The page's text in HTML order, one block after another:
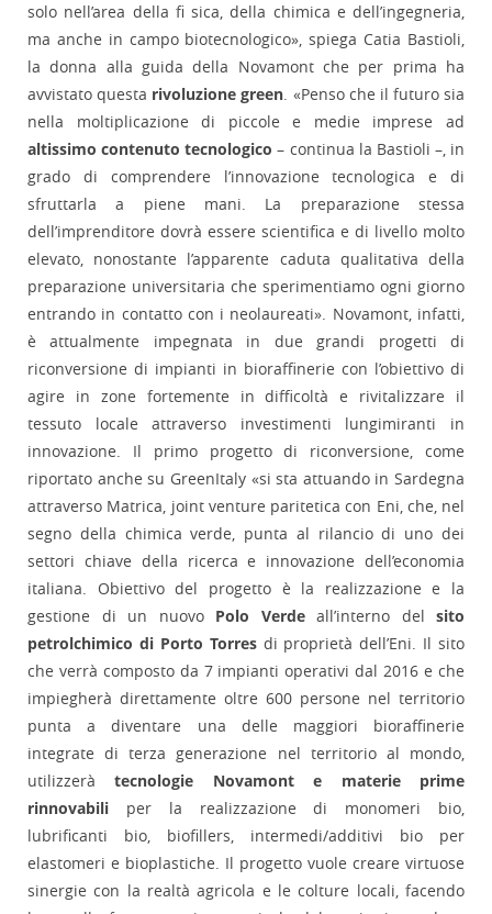
solo nell’area della fi sica, della chimica e dell’ingegneria,
ma anche in campo biotecnologico», spiega Catia Bastioli,
la donna alla guida della Novamont che per prima ha
avvistato questa rivoluzione green. «Penso che il futuro sia
nella moltiplicazione di piccole e medie imprese ad
altissimo contenuto tecnologico – continua la Bastioli –, in
grado di comprendere l’innovazione tecnologica e di
sfruttarla a piene mani. La preparazione stessa
dell’imprenditore dovrà essere scientifica e di livello molto
elevato, nonostante l’apparente caduta qualitativa della
preparazione universitaria che sperimentiamo ogni giorno
entrando in contatto con i neolaureati». Novamont, infatti,
è attualmente impegnata in due grandi progetti di
riconversione di impianti in bioraffinerie con l’obiettivo di
agire in zone fortemente in difficoltà e rivitalizzare il
tessuto locale attraverso investimenti lungimiranti in
innovazione. Il primo progetto di riconversione, come
riportato anche su GreenItaly «si sta attuando in Sardegna
attraverso Matrica, joint venture paritetica con Eni, che, nel
segno della chimica verde, punta al rilancio di uno dei
settori chiave della ricerca e innovazione dell’economia
italiana. Obiettivo del progetto è la realizzazione e la
gestione di un nuovo Polo Verdeall’interno del sito
petrolchimico di Porto Torresdi proprietà dell’Eni. Il sito
che verrà composto da 7 impianti operativi dal 2016 e che
impiegherà direttamente oltre 600 persone nel territorio
punta a diventare una delle maggiori bioraffinerie
integrate di terza generazione nel territorio al mondo,
utilizzeràtecnologie Novamont e materie prime
rinnovabili per la realizzazione di monomeri bio,
lubrificanti bio, biofillers, intermedi/additivi bio per
elastomeri e bioplastiche. Il progetto vuole creare virtuose
sinergie con la realtà agricola e le colture locali, facendo